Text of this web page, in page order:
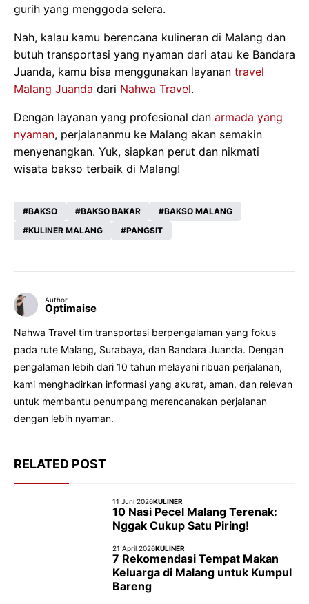
gurih yang menggoda selera.
Nah, kalau kamu berencana kulineran di Malang dan
butuh transportasi yang nyaman dari atau ke Bandara
Juanda, kamu bisa menggunakan layanan travel
Malang Juanda dari Nahwa Travel.
Dengan layanan yang profesional dan armada yang
nyaman, perjalananmu ke Malang akan semakin
menyenangkan. Yuk, siapkan perut dan nikmati
wisata bakso terbaik di Malang!
BAKSO BAKSO BAKAR
BAKSO MALANG
KULINER MALANG
PANGSIT
Author
Optimaise
Nahwa Travel tim transportasi berpengalaman yang fokus
pada rute Malang, Surabaya, dan Bandara Juanda. Dengan
pengalaman lebih dari 10 tahun melayani ribuan perjalanan,
kami menghadirkan informasi yang akurat, aman, dan relevan
untuk membantu penumpang merencanakan perjalanan
dengan lebih nyaman.
RELATED POST
11 Juni 2026KULINER
10 Nasi Pecel Malang Terenak:
Nggak Cukup Satu Piring!
21 April 2026KULINER
7 Rekomendasi Tempat Makan
Keluarga di Malang untuk Kumpul
Bareng